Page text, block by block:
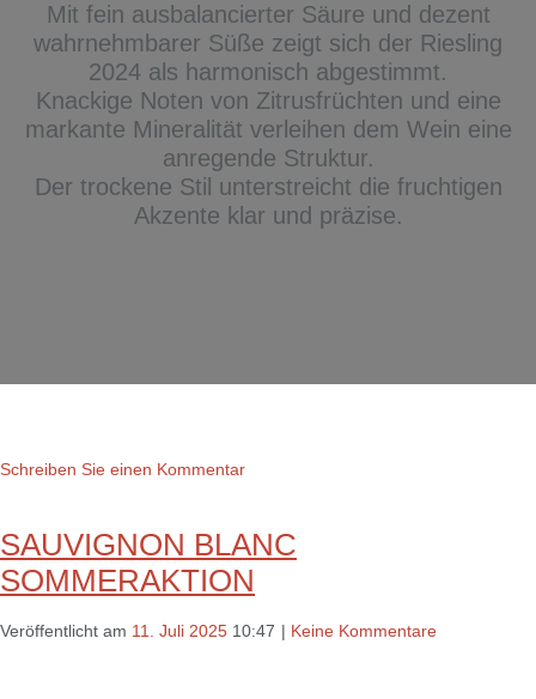
Mit fein ausbalancierter Säure und dezent
wahrnehmbarer Süße zeigt sich der Riesling
2024 als harmonisch abgestimmt.
Knackige Noten von Zitrusfrüchten und eine
markante Mineralität verleihen dem Wein eine
anregende Struktur.
Der trockene Stil unterstreicht die fruchtigen
Akzente klar und präzise.
Schreiben Sie einen Kommentar
SAUVIGNON BLANC
SOMMERAKTION
Veröffentlicht am 11. Juli 2025 10:47 | Keine Kommentare